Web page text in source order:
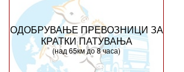
ОДОБРУВАЊЕ ПРЕВОЗНИЦИ ЗА
КРАТКИ ПАТУВАЊА
(над 65км до 8 часа)